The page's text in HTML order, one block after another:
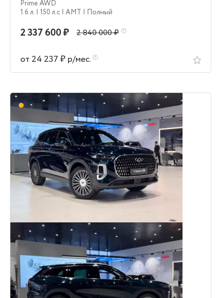
Prime AWD
1.6 л. | 150 л.c | AMT | Полный
2 337 600 ₽ 2 840 000 ₽
от 24 237 ₽ р/мес.
В пути